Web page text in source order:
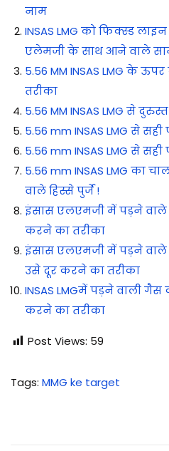
नाम
INSAS LMG को फिक्स्ड
एलेमजी के साथ आने वाले
5.56 MM INSAS LMG के
तरीका
5.56 MM INSAS LMG से
5.56 mm INSAS LMG से
5.56 mm INSAS LMG से
5.56 mm INSAS LMG का
वाले हिस्से पुर्जे !
इंसास एलएमजी में पड़ने वाले
करने का तरीका
इंसास एलएमजी में पड़ने
उसे दूर करने का तरीका
INSAS LMGमें पड़ने वाली
करने का तरीका
Post Views: 59
Tags: MMG ke target